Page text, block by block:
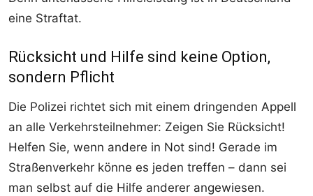
eine Straftat.
Rücksicht und Hilfe sind keine Option,
sondern Pflicht
Die Polizei richtet sich mit einem dringenden Appell
an alle Verkehrsteilnehmer: Zeigen Sie Rücksicht!
Helfen Sie, wenn andere in Not sind! Gerade im
Straßenverkehr könne es jeden treffen – dann sei
man selbst auf die Hilfe anderer angewiesen.